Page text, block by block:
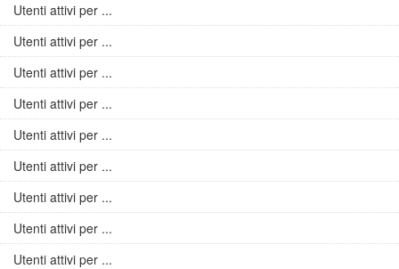
Utenti attivi per ...
Utenti attivi per ...
Utenti attivi per ...
Utenti attivi per ...
Utenti attivi per ...
Utenti attivi per ...
Utenti attivi per ...
Utenti attivi per ...
Utenti attivi per ...